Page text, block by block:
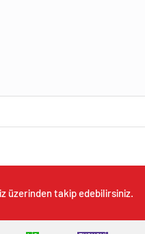
üzerinden takip edebilirsiniz.